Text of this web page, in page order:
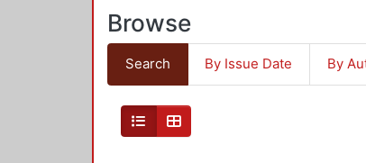
Browse
Search By Issue Date By